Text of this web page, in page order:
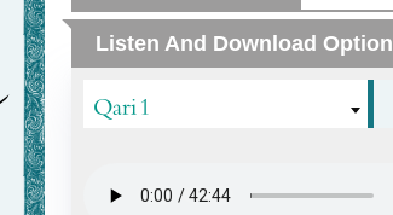
Listen And Download Option
Qari 1